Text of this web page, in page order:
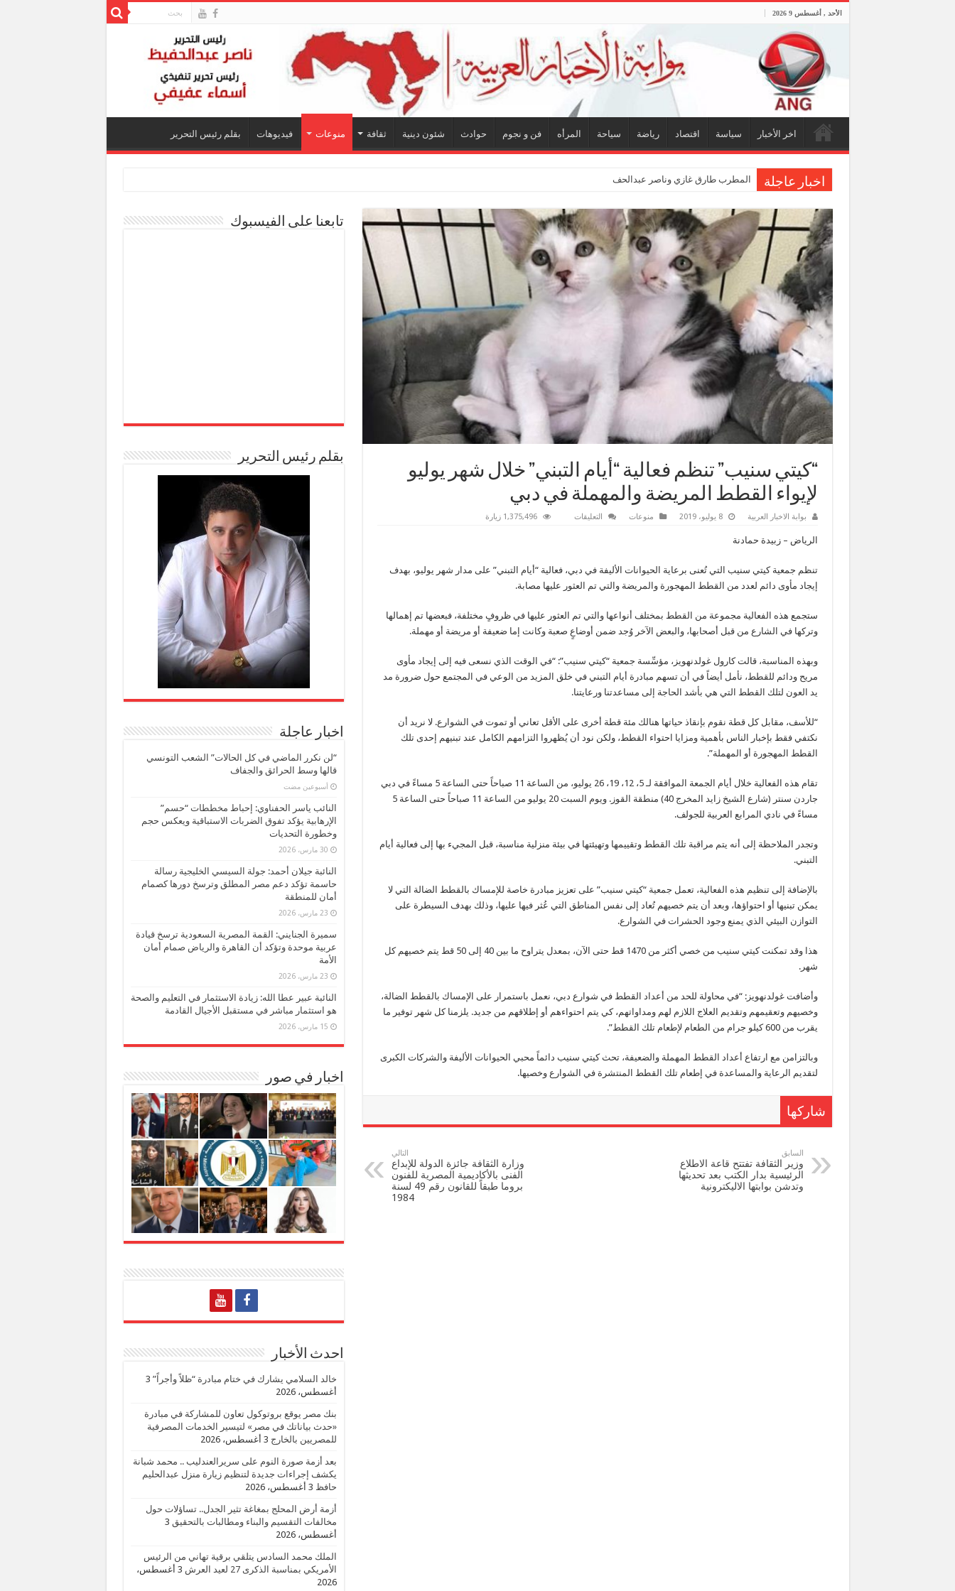
الأحد , أغسطس 9 2026
اخر الأخبار سياسة اقتصاد رياضة سياحة المرأه فن و نجوم حوادث شئون دينية ثقافة منوعات فيديوهات بقلم رئيس التحرير
اخبار عاجلة المطرب طارق غازي وناصر عبدالحفيظ.. شراكة فنية تر
“كيتي سنيب” تنظم فعالية “أيام التبني” خلال شهر يوليو
لإيواء القطط المريضة والمهملة في دبي
بوابة الاخبار العربية 8 يوليو، 2019 منوعات التعليقات
التبني”
شهر
القطط
والمهملة
مغلقة
1,375,496 زيارة
الرياض – زبيدة حمادنة
تنظم جمعية كيتي سنيب التي تُعنى برعاية الحيوانات الأليفة في دبي، فعالية “أيام التبني” على مدار شهر يوليو، بهدف
إيجاد مأوى دائم لعدد من القطط المهجورة والمريضة والتي تم العثور عليها مصابة.
ستجمع هذه الفعالية مجموعة من القطط بمختلف أنواعها والتي تم العثور عليها في ظروفٍ مختلفة، فبعضها تم إهمالها
وتركها في الشارع من قبل أصحابها، والبعض الآخر وُجد ضمن أوضاعٍ صعبة وكانت إما ضعيفة أو مريضة أو مهملة.
وبهذه المناسبة، قالت كارول غولدنهويز، مؤسِّسة جمعية “كيتي سنيب”: “في الوقت الذي نسعى فيه إلى إيجاد مأوى
مريح ودائم للقطط، نأمل أيضاً في أن تسهم مبادرة أيام التبني في خلق المزيد من الوعي في المجتمع حول ضرورة مد
يد العون لتلك القطط التي هي بأشد الحاجة إلى مساعدتنا ورعايتنا.
“للأسف، مقابل كل قطة نقوم بإنقاذ حياتها هنالك مئة قطة أخرى على الأقل تعاني أو تموت في الشوارع. لا نريد أن
نكتفي فقط بإخبار الناس بأهمية ومزايا احتواء القطط، ولكن نود أن يُظهروا التزامهم الكامل عند تبنيهم إحدى تلك
القطط المهجورة أو المهملة”.
تقام هذه الفعالية خلال أيام الجمعة الموافقة لـ 5، 12، 19، 26 يوليو، من الساعة 11 صباحاً حتى الساعة 5 مساءً في دبي
جاردن سنتر (شارع الشيخ زايد المخرج 40) منطقة القوز. ويوم السبت 20 يوليو من الساعة 11 صباحاً حتى الساعة 5
مساءً في نادي المرابع العربية للجولف.
وتجدر الملاحظة إلى أنه يتم مراقبة تلك القطط وتقييمها وتهيئتها في بيئة منزلية مناسبة، قبل المجيء بها إلى فعالية أيام
التبني.
بالإضافة إلى تنظيم هذه الفعالية، تعمل جمعية “كيتي سنيب” على تعزيز مبادرة خاصة للإمساك بالقطط الضالة التي لا
يمكن تبنيها أو احتواؤها، وبعد أن يتم خصيهم تُعاد إلى نفس المناطق التي عُثر فيها عليها، وذلك بهدف السيطرة على
التوازن البيئي الذي يمنع وجود الحشرات في الشوارع.
هذا وقد تمكنت كيتي سنيب من خصي أكثر من 1470 قط حتى الآن، بمعدل يتراوح ما بين 40 إلى 50 قط يتم خصيهم كل
شهر.
وأضافت غولدنهويز: “في محاولة للحد من أعداد القطط في شوارع دبي، نعمل باستمرار على الإمساك بالقطط الضالة،
وخصيهم وتعقيمهم وتقديم العلاج اللازم لهم ومداواتهم، كي يتم احتواءهم أو إطلاقهم من جديد. يلزمنا كل شهر توفير ما
يقرب من 600 كيلو جرام من الطعام لإطعام تلك القطط”.
وبالتزامن مع ارتفاع أعداد القطط المهملة والضعيفة، تحث كيتي سنيب دائماً محبي الحيوانات الأليفة والشركات الكبرى
لتقديم الرعاية والمساعدة في إطعام تلك القطط المنتشرة في الشوارع وخصيها.
شاركها
السابق
وزير الثقافة تفتتح قاعة الاطلاع
الرئيسية بدار الكتب بعد تحديثها
وتدشن بوابتها الاليكترونية
التالي
وزارة الثقافة جائزة الدولة للإبداع
الفنى بالأكاديمية المصرية للفنون
بروما طبقاً للقانون رقم 49 لسنة
1984
تابعنا على الفيسبوك
بقلم رئيس التحرير
اخبار عاجلة
“لن نكرر الماضي في كل الحالات” الشعب التونسي
قالها وسط الحرائق والجفاف
‏أسبوعين مضت
النائب ياسر الحفناوي: إحباط مخططات “حسم”
الإرهابية يؤكد تفوق الضربات الاستباقية ويعكس حجم
وخطورة التحديات
30 مارس، 2026
النائبة جيلان أحمد: جولة السيسي الخليجية رسالة
حاسمة تؤكد دعم مصر المطلق وترسخ دورها كصمام
أمان للمنطقة
23 مارس، 2026
سميرة الجنايني: القمة المصرية السعودية ترسخ قيادة
عربية موحدة وتؤكد أن القاهرة والرياض صمام أمان
الأمة
23 مارس، 2026
النائبة عبير عطا الله: زيادة الاستثمار في التعليم والصحة
هو استثمار مباشر في مستقبل الأجيال القادمة
15 مارس، 2026
اخبار في صور
احدث الأخبار
خالد السلامي يشارك في ختام مبادرة “ظلاً وأجراً” 3
أغسطس، 2026
بنك مصر يوقع بروتوكول تعاون للمشاركة في مبادرة
«حدث بياناتك في مصر» لتيسير الخدمات المصرفية
للمصريين بالخارج 3 أغسطس، 2026
بعد أزمة صورة النوم على سريرالعندليب .. محمد شبانة
يكشف إجراءات جديدة لتنظيم زيارة منزل عبدالحليم
حافظ 3 أغسطس، 2026
أزمة أرض المحلج بمغاغة تثير الجدل.. تساؤلات حول
مخالفات التقسيم والبناء ومطالبات بالتحقيق 3
أغسطس، 2026
الملك محمد السادس يتلقي برقية تهاني من الرئيس
الأمريكي بمناسبة الذكرى 27 لعيد العرش
3 أغسطس،
2026